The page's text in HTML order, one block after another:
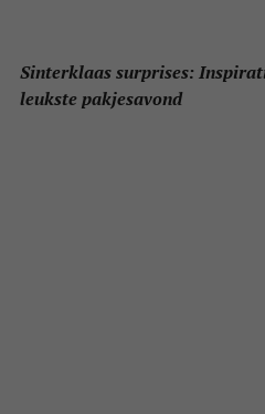
Sinterklaas surprises:
leukste pakjesavond